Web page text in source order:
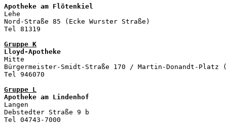
Apotheke am Flötenkiel
Lehe
Nord-Straße 85 (Ecke Wurster Straße)
Tel 81319
Gruppe K
Lloyd-Apotheke
Mitte
Bürgermeister-Smidt-Straße 170 / Martin-Donandt-Platz
Tel 946070
Gruppe L
Apotheke am Lindenhof
Langen
Debstedter Straße 9 b
Tel 04743-7000